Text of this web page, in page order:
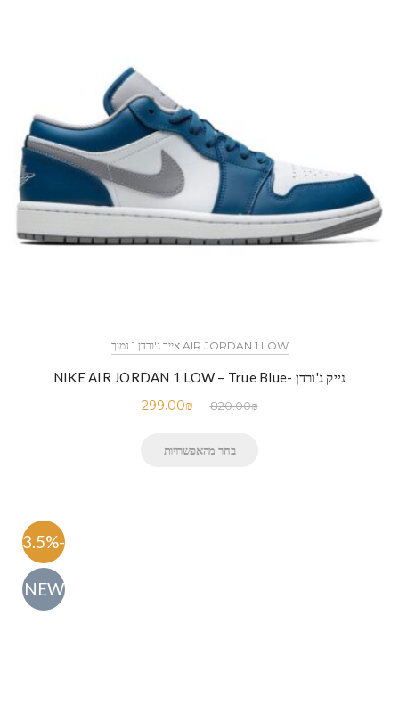
AIR JORDAN 1 LOW אייר ג'ורדן 1 נמוך
נייק ג'ורדן -NIKE AIR JORDAN 1 LOW – True Blue
820.00₪
299.00₪
בחר מהאפשרויות
-63.5%
NEW